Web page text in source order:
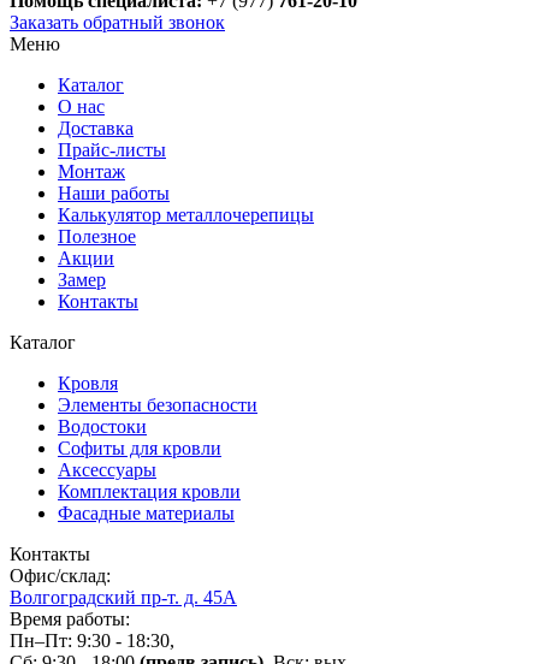
Заказать обратный звонок
Меню
Каталог
О нас
Доставка
Прайс-листы
Монтаж
Наши работы
Калькулятор металлочерепицы
Полезное
Акции
Замер
Контакты
Каталог
Кровля
Элементы безопасности
Водостоки
Софиты для кровли
Аксессуары
Комплектация кровли
Фасадные материалы
Контакты
Офис/склад:
Волгоградский пр-т. д. 45А
Время работы:
Пн–Пт: 9:30 - 18:30,